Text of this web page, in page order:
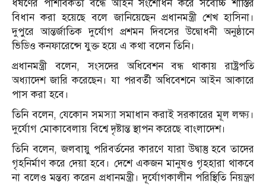
ধর্ষণের পাশবিকতা বন্ধে আইন সংশোধন করে সর্বোচ্চ শাস্তির
বিধান করা হয়েছে বলে জানিয়েছেন প্রধানমন্ত্রী শেখ হাসিনা।
দুপুরে আন্তর্জাতিক দুর্যোগ প্রশমন দিবসের উদ্বোধনী অনুষ্ঠানে
ভিডিও কনফারেন্সে যুক্ত হয়ে এ কথা বলেন তিনি।
প্রধানমন্ত্রী বলেন, সংসদের অধিবেশন বন্ধ থাকায় রাষ্ট্রপতি
অধ্যাদেশ জারি করেছেন। যা পরবর্তী অধিবেশনে আইন আকারে
পাস করা হবে।
তিনি বলেন, যেকোন সমস্যা সমাধান করাই সরকারের মূল লক্ষ্য।
দুর্যোগ মোকাবেলায় বিশ্বে দৃষ্টান্ত স্থাপন করেছে বাংলাদেশ।
তিনি বলেন, জলবায়ু পরিবর্তনের কারণে যারা উদ্বাস্তু হবে তাদের
গৃহনির্মাণ করে দেয়া হবে। দেশে একজন মানুষও গৃহহারা থাকবে
না বলেও মন্তব্য করেন প্রধানমন্ত্রী। দূর্যোগকালীন পরিস্থিতি নিয়ন্ত্রণ